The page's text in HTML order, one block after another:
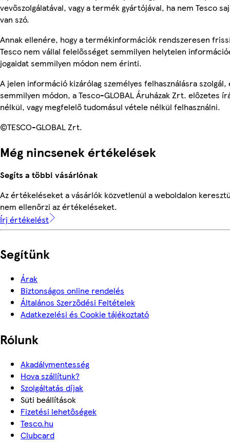
vevőszolgálatával, vagy a termék gyártójával, ha nem Tesco
van szó.
Annak ellenére, hogy a termékinformációk rendszeresen
Tesco nem vállal felelősséget semmilyen helytelen
jogaidat semmilyen módon nem érinti.
A jelen információ kizárólag személyes felhasználásra
semmilyen módon, a Tesco-GLOBAL Áruházak Zrt. előzetes
nélkül, vagy megfelelő tudomásul vétele nélkül felhasználni.
©TESCO-GLOBAL Zrt.
Még nincsenek értékelések
Segíts a többi vásárlónak
Az értékeléseket a vásárlók közvetlenül a weboldalon
nem ellenőrzi az értékeléseket.
Írj értékelést
Segítünk
Árak
Biztonságos online rendelés
Általános Szerződési Feltételek
Adatkezelési és Cookie tájékoztató
Rólunk
Akadálymentesség
Hova szállítunk?
Szolgáltatás díjak
Süti beállítások
Fizetési lehetőségek
Tesco.hu
Clubcard